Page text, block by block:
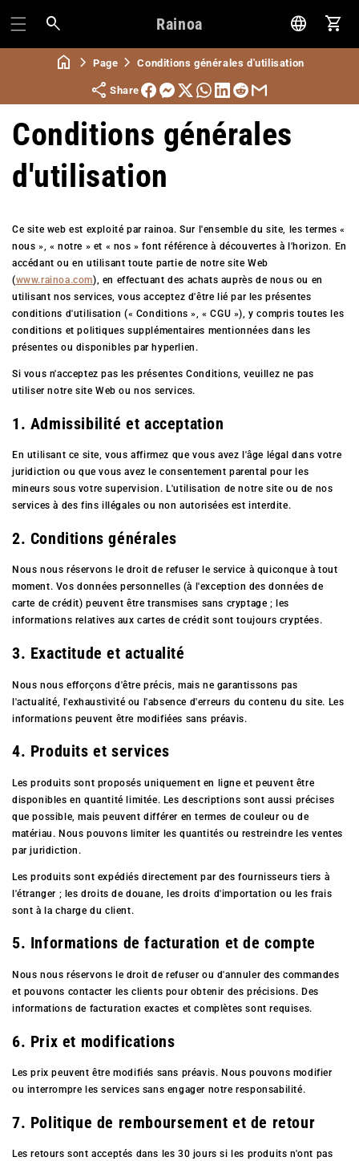
Rainoa
Page Conditions générales d'utilisation
Share
Conditions générales
d'utilisation
Ce site web est exploité par rainoa. Sur l'ensemble du site, les termes «
nous », « notre » et « nos » font référence à découvertes à l'horizon. En
accédant ou en utilisant toute partie de notre site Web
(www.rainoa.com), en effectuant des achats auprès de nous ou en
utilisant nos services, vous acceptez d'être lié par les présentes
conditions d'utilisation (« Conditions », « CGU »), y compris toutes les
conditions et politiques supplémentaires mentionnées dans les
présentes ou disponibles par hyperlien.
Si vous n'acceptez pas les présentes Conditions, veuillez ne pas
utiliser notre site Web ou nos services.
1. Admissibilité et acceptation
En utilisant ce site, vous affirmez que vous avez l'âge légal dans votre
juridiction ou que vous avez le consentement parental pour les
mineurs sous votre supervision. L'utilisation de notre site ou de nos
services à des fins illégales ou non autorisées est interdite.
2. Conditions générales
Nous nous réservons le droit de refuser le service à quiconque à tout
moment. Vos données personnelles (à l'exception des données de
carte de crédit) peuvent être transmises sans cryptage ; les
informations relatives aux cartes de crédit sont toujours cryptées.
3. Exactitude et actualité
Nous nous efforçons d'être précis, mais ne garantissons pas
l'actualité, l'exhaustivité ou l'absence d'erreurs du contenu du site. Les
informations peuvent être modifiées sans préavis.
4. Produits et services
Les produits sont proposés uniquement en ligne et peuvent être
disponibles en quantité limitée. Les descriptions sont aussi précises
que possible, mais peuvent différer en termes de couleur ou de
matériau. Nous pouvons limiter les quantités ou restreindre les ventes
par juridiction.
Les produits sont expédiés directement par des fournisseurs tiers à
l'étranger ; les droits de douane, les droits d'importation ou les frais
sont à la charge du client.
5. Informations de facturation et de compte
Nous nous réservons le droit de refuser ou d'annuler des commandes
et pouvons contacter les clients pour obtenir des précisions. Des
informations de facturation exactes et complètes sont requises.
6. Prix et modifications
Les prix peuvent être modifiés sans préavis. Nous pouvons modifier
ou interrompre les services sans engager notre responsabilité.
7. Politique de remboursement et de retour
Les retours sont acceptés dans les 30 jours si les produits n'ont pas